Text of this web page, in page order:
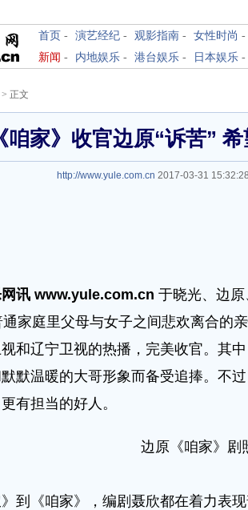
首页 - 演艺经纪 - 观影指南 - 女性时尚 -
新闻 - 内地娱乐 - 港台娱乐 - 日本娱乐 -
> 正文
《咱家》收官边原“诉苦”
http://www.yule.com.cn 2017-03-31
网讯 www.yule.com.cn 于晓光、边
家庭里父母与女子之间悲欢离合的
和辽宁卫视的热播，完美收官。其
默温暖的大哥形象而备受追捧。不
有担当的好人。
边原《咱家》剧
《咱家》，编剧聂欣都在着力表现